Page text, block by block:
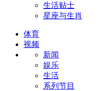
生活贴士
星座与生肖
体育
视频
新闻
娱乐
生活
系列节目